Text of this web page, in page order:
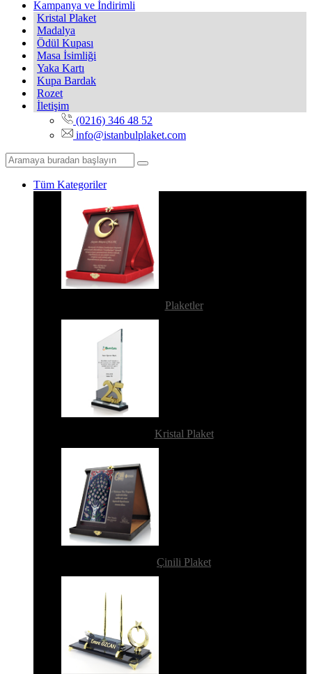
Kampanya ve İndirimli
Kristal Plaket
Madalya
Ödül Kupası
Masa İsimliği
Yaka Kartı
Kupa Bardak
Rozet
İletişim
(0216) 346 48 52
info@istanbulplaket.com
Tüm Kategoriler
Plaketler
Kristal Plaket
Çinili Plaket